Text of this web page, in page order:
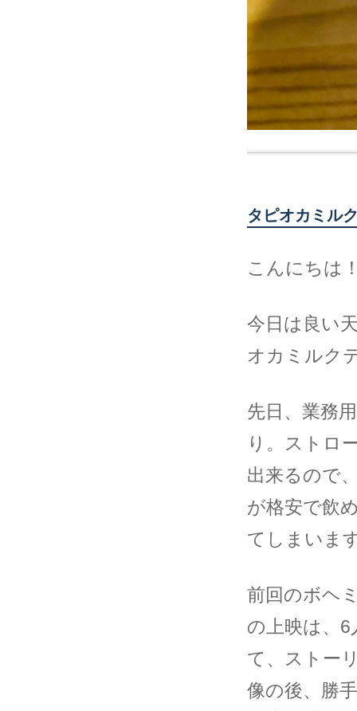
タピオカミル
こんにちは
今日は良い
オカミルク
先日、業務
り。ストロ
出来るので
が格安で飲
てしまいま
前回のボヘ
の上映は、
て、ストー
像の後、勝